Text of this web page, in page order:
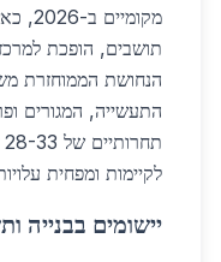
תושבים, הופכת
הנחושת הממוחזרת
התעשייה, המגורים
לקיימות ומפחית
יישומים בבנייה